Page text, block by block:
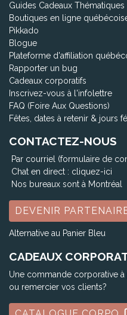
Guides Cadeaux Thématiques
Boutiques en ligne
Pikkado
Blogue
Plateforme d'affiliation
Rapporter un bug
Cadeaux corporatifs
Inscrivez-vous à l'infolettre
FAQ (Foire Aux Questions)
Fêtes, dates à retenir & jours
CONTACTEZ-NOUS
Par courriel (formulaire de
Chat en direct : cliquez-ici
Nos bureaux sont à Montréal
DEVENIR
Alternative au Panier Bleu
CADEAUX
Une commande corporative
ou remercier vos clients?